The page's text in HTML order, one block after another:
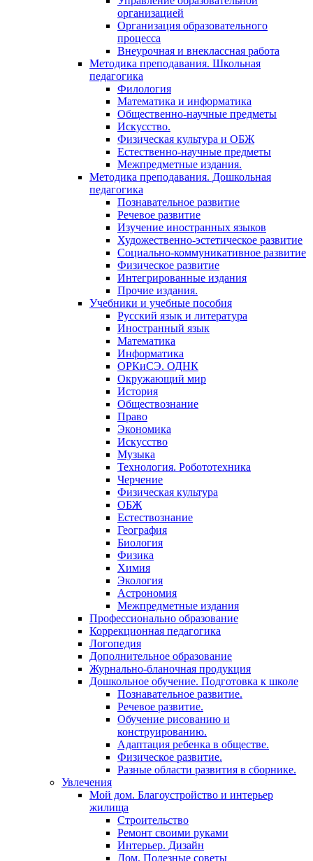
организацией
Организация образовательного
процесса
Внеурочная и внеклассная работа
Методика преподавания. Школьная
педагогика
Филология
Математика и информатика
Общественно-научные предметы
Искусство.
Физическая культура и ОБЖ
Естественно-научные предметы
Межпредметные издания.
Методика преподавания. Дошкольная
педагогика
Познавательное развитие
Речевое развитие
Изучение иностранных языков
Художественно-эстетическое развитие
Социально-коммуникативное развитие
Физическое развитие
Интегрированные издания
Прочие издания.
Учебники и учебные пособия
Русский язык и литература
Иностранный язык
Математика
Информатика
ОРКиСЭ. ОДНК
Окружающий мир
История
Обществознание
Право
Экономика
Искусство
Музыка
Технология. Робототехника
Черчение
Физическая культура
ОБЖ
Естествознание
География
Биология
Физика
Химия
Экология
Астрономия
Межпредметные издания
Профессионально образование
Коррекционная педагогика
Логопедия
Дополнительное образование
Журнально-бланочная продукция
Дошкольное обучение. Подготовка к школе
Познавательное развитие.
Речевое развитие.
Обучение рисованию и
конструированию.
Адаптация ребенка в обществе.
Физическое развитие.
Разные области развития в сборнике.
Увлечения
Мой дом. Благоустройство и интерьер
жилища
Строительство
Ремонт своими руками
Интерьер. Дизайн
Дом. Полезные советы